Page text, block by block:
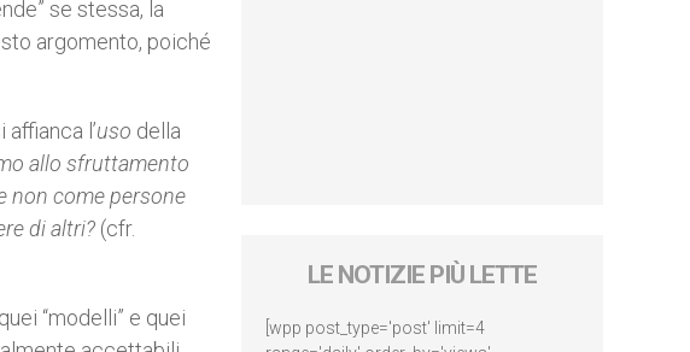
se stessa, la
argomento, poiché
l’uso della
allo sfruttamento
non come persone
di altri? (cfr.
“modelli” e quei
LE NOTIZIE PIÙ LETTE
[wpp post_type='post' limit=4